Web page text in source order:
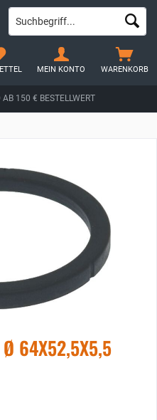
AB 150 € BESTELLWERT
WARENKORB
MEIN KONTO
64X52,5X5,5